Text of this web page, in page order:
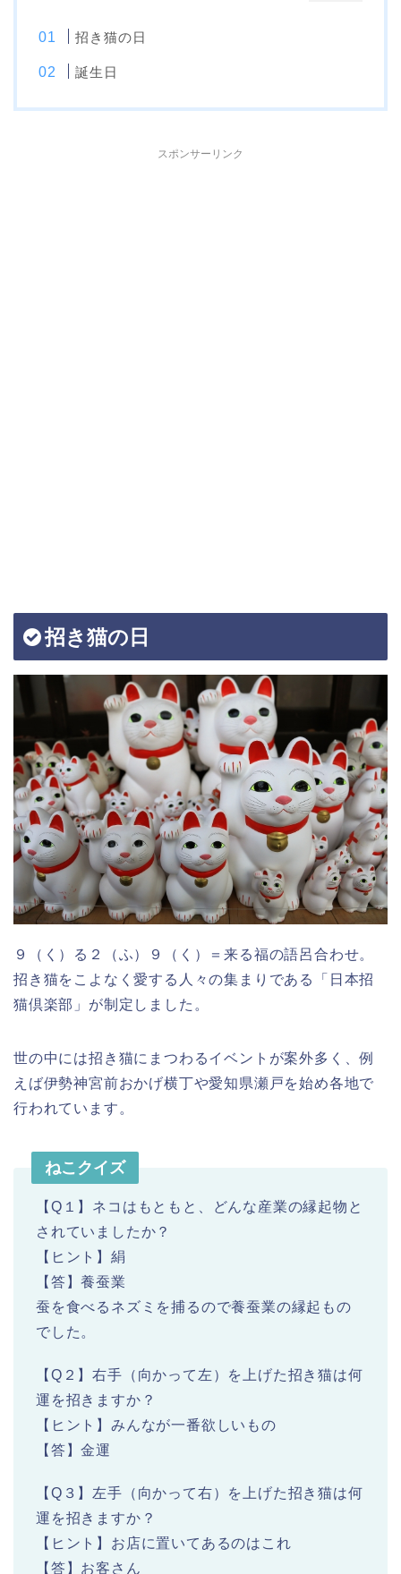
招き猫の日
誕生日
スポンサーリンク
招き猫の日
９（く）る２（ふ）９（く）＝来る福の語呂合わせ。
招き猫をこよなく愛する人々の集まりである「日本招
猫倶楽部」が制定しました。
世の中には招き猫にまつわるイベントが案外多く、例
えば伊勢神宮前おかげ横丁や愛知県瀬戸を始め各地で
行われています。
ねこクイズ
【Q１】ネコはもともと、どんな産業の縁起物と
されていましたか？
【ヒント】絹
【答】養蚕業
蚕を食べるネズミを捕るので養蚕業の縁起もの
でした。
【Q２】右手（向かって左）を上げた招き猫は何
運を招きますか？
【ヒント】みんなが一番欲しいもの
【答】金運
【Q３】左手（向かって右）を上げた招き猫は何
運を招きますか？
【ヒント】お店に置いてあるのはこれ
【答】お客さん